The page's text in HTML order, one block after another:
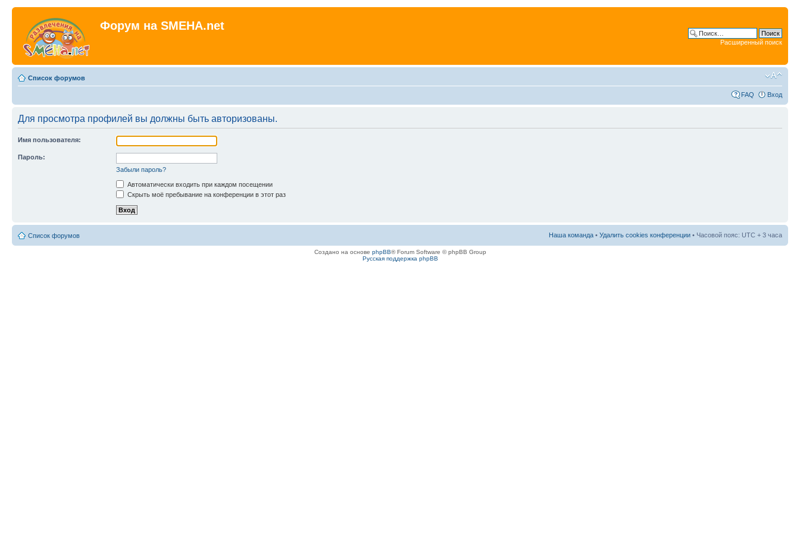
Форум на SMEHA.net
Расширенный поиск
Список форумов
FAQ Вход
Для просмотра профилей вы должны быть авторизованы.
Имя пользователя:
Пароль:
Забыли пароль?
Автоматически входить при каждом посещении
Скрыть моё пребывание на конференции в этот раз
Список форумов Наша команда • Удалить cookies конференции • Часовой пояс: UTC + 3 часа
Создано на основе phpBB® Forum Software © phpBB Group
Русская поддержка phpBB